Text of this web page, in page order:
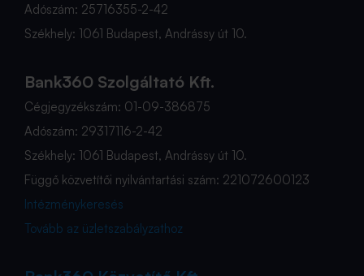
Adószám: 25716355-2-42
Székhely: 1061 Budapest, Andrássy út 10.
Bank360 Szolgáltató Kft.
Cégjegyzékszám: 01-09-386875
Adószám: 29317116-2-42
Székhely: 1061 Budapest, Andrássy út 10.
Függő közvetítői nyilvántartási szám: 221072600123
Intézménykeresés
Tovább az üzletszabályzathoz